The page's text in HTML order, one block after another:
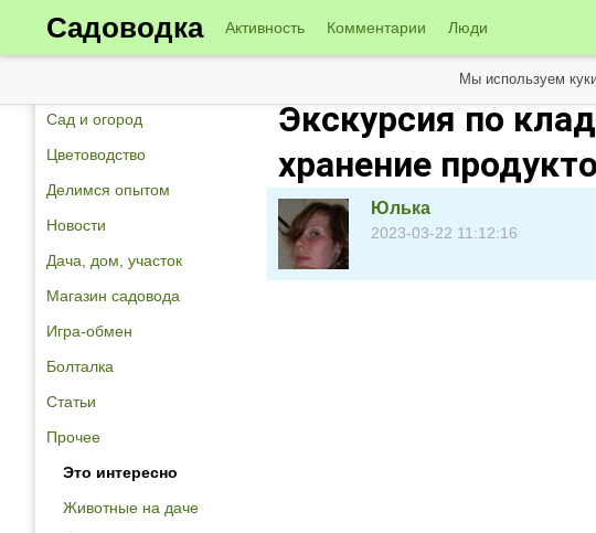
Садоводка Активность Комментарии Люди
Сад и огород
Цветоводство
Делимся опытом
Новости
Дача, дом, участок
Магазин садовода
Игра-обмен
Болталка
Статьи
Прочее
Это интересно
Животные на даче
Новые материалы от 23 марта
Экскурсия по
хранение
Юлька
2023-03-22 11:12:16
Мы используем